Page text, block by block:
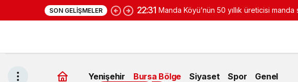
SON GELIŞMELER yoğurduyla fark oluşturdu
Yenişehir Bursa Bölge Siyaset Spor Genel